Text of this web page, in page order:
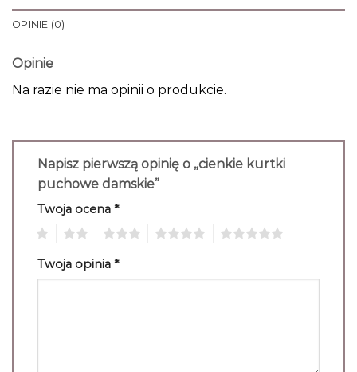
OPINIE (0)
Opinie
Na razie nie ma opinii o produkcie.
Napisz pierwszą opinię o „cienkie kurtki
puchowe damskie”
Twoja ocena *
Twoja opinia *